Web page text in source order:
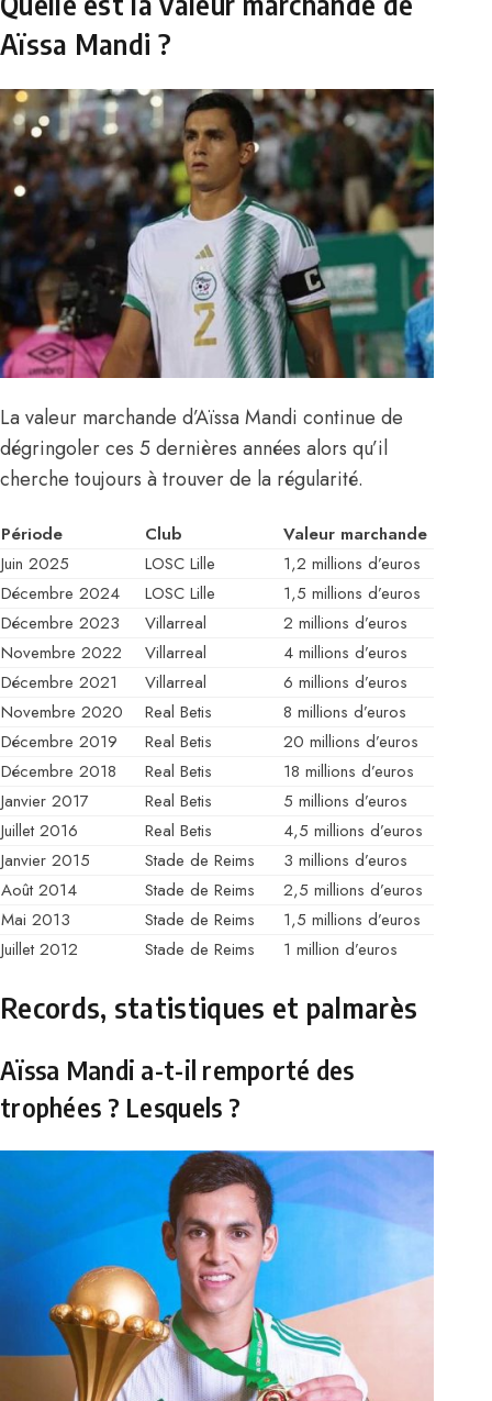
Aïssa Mandi ?
La valeur marchande d’Aïssa Mandi continue de
dégringoler ces 5 dernières années alors qu’il
cherche toujours à trouver de la régularité.
Période Club
Valeur marchande
Juin 2025
LOSC Lille
1,2 millions d’euros
Décembre 2024
LOSC Lille
1,5 millions d’euros
Décembre 2023
Villarreal
2 millions d’euros
Novembre 2022
Villarreal
4 millions d’euros
Décembre 2021
Villarreal
6 millions d’euros
Novembre 2020
Real Betis
8 millions d’euros
Décembre 2019
Real Betis
20 millions d’euros
Décembre 2018
Real Betis
18 millions d’euros
Janvier 2017
Real Betis
5 millions d’euros
Juillet 2016
Real Betis
4,5 millions d’euros
Janvier 2015
Stade de Reims
3 millions d’euros
Août 2014
Stade de Reims
2,5 millions d’euros
Mai 2013
Stade de Reims
1,5 millions d’euros
Juillet 2012
Stade de Reims 1 million d’euros
Records, statistiques et palmarès
Aïssa Mandi a-t-il remporté des
trophées ? Lesquels ?